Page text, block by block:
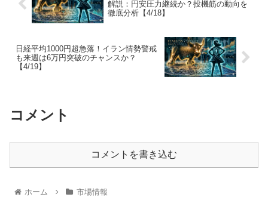
解説：円安圧力継続か？投機筋の動向を
徹底分析【4/18】
日経平均1000円超急落！イラン情勢警戒
も来週は6万円突破のチャンスか？
【4/19】
コメント
コメントを書き込む
ホーム 市場情報